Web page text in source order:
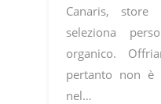
Canaris, store
seleziona
organico.
pertanto non è
nel…